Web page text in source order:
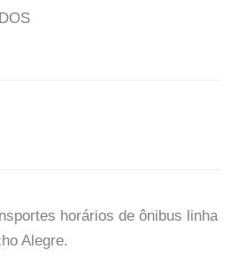
horários de ônibus linha
Alegre.